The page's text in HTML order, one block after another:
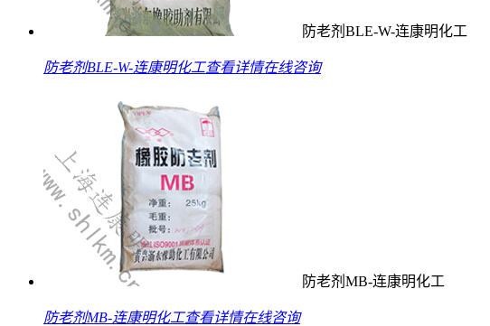
防老剂BLE-W-连康明化工
防老剂BLE-W-连康明化工查看详情在线咨询
防老剂MB-连康明化工
防老剂MB-连康明化工查看详情在线咨询